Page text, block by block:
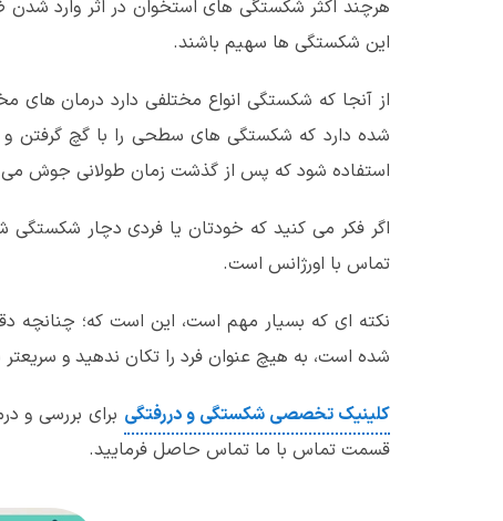
هرچند اکثر شکستگی های استخوان در اثر وارد شدن
این شکستگی ها سهیم باشند.
از آنجا که شکستگی انواع مختلفی دارد درمان
شده دارد که شکستگی های سطحی را با گچ گرفتن و
استفاده شود که پس از گذشت زمان طولانی جوش
اگر فکر می کنید که خودتان یا فردی دچار
تماس با اورژانس است.
نکته ای که بسیار مهم است، این است که؛
شده است، به هیچ عنوان فرد را تکان ندهید و سریعتر
کلینیک تخصصی شکستگی و دررفتگی برای بررسی و
قسمت تماس با ما تماس حاصل فرمایید.